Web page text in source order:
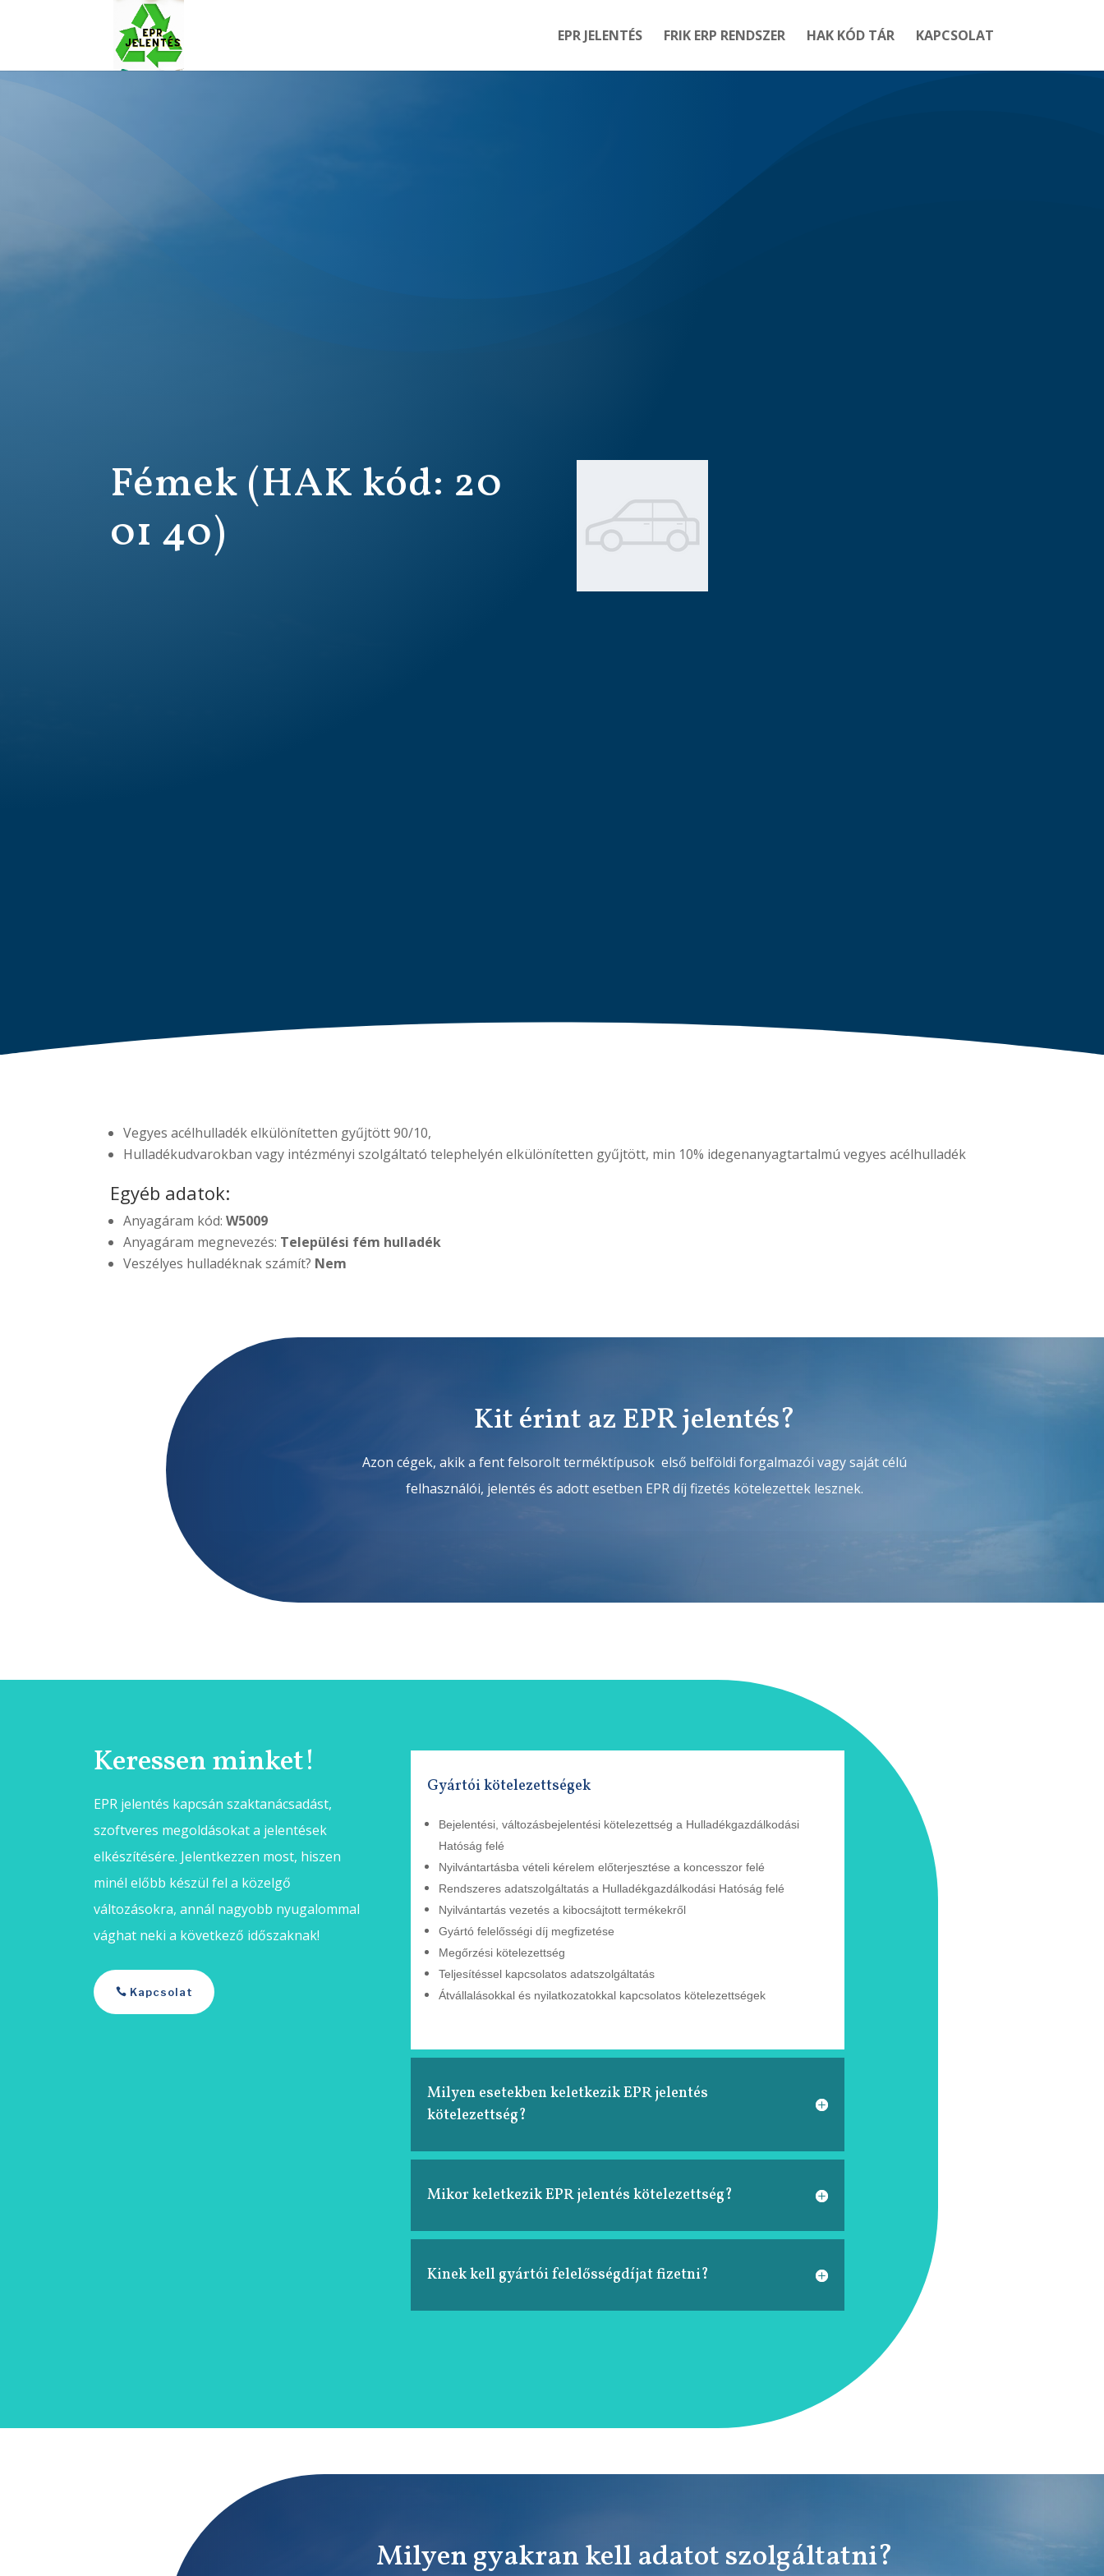
EPR JELENTÉS FRIK ERP RENDSZER HAK KÓD TÁR KAPCSOLAT
Fémek (HAK kód: 20
01 40)
Vegyes acélhulladék elkülönítetten gyűjtött 90/10,
Hulladékudvarokban vagy intézményi szolgáltató telephelyén elkülönítetten gyűjtött, min 10% idegenanyagtartalmú vegyes acélhulladék
Egyéb adatok:
Anyagáram kód:W5009
Anyagáram megnevezés: Települési fém hulladék
Veszélyes hulladéknak számít? Nem
Kit érint az EPR jelentés?
Azon cégek, akik a fent felsorolt terméktípusok első belföldi forgalmazói vagy saját célú
felhasználói, jelentés és adott esetben EPR díj fizetés kötelezettek lesznek.
Keressen minket!
EPR jelentés kapcsán szaktanácsadást,
szoftveres megoldásokat a jelentések
elkészítésére. Jelentkezzen most, hiszen
minél előbb készül fel a közelgő
változásokra, annál nagyobb nyugalommal
vághat neki a következő időszaknak!
Kapcsolat
Gyártói kötelezettségek
Bejelentési, változásbejelentési kötelezettség a Hulladékgazdálkodási
Hatóság felé
Nyilvántartásba vételi kérelem előterjesztése a koncesszor felé
Rendszeres adatszolgáltatás a Hulladékgazdálkodási Hatóság felé
Nyilvántartás vezetés a kibocsájtott termékekről
Gyártó felelősségi díj megfizetése
Megőrzési kötelezettség
Teljesítéssel kapcsolatos adatszolgáltatás
Átvállalásokkal és nyilatkozatokkal kapcsolatos kötelezettségek
Milyen esetekben keletkezik EPR jelentés
kötelezettség?
Mikor keletkezik EPR jelentés kötelezettség?
Kinek kell gyártói felelősségdíjat fizetni?
Milyen gyakran kell adatot szolgáltatni?